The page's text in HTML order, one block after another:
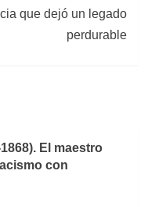
que dejó un legado
perdurable
El maestro
con